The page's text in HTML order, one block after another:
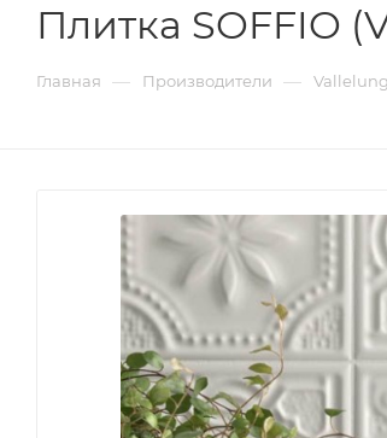
Плитка SOFFIO
Главная — Производители —